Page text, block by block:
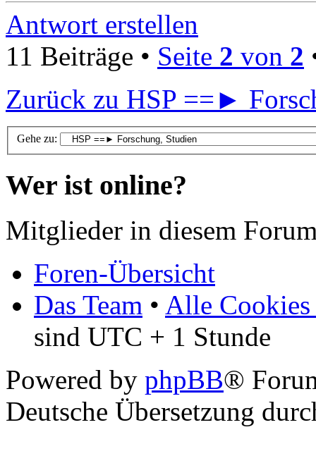
Antwort erstellen
11 Beiträge • Seite 2 von 2
Zurück zu HSP ==►
Gehe zu:
Wer ist online?
Mitglieder in diesem
Foren-Übersicht
Das Team • Alle Cookies
sind UTC + 1 Stunde
Powered by phpBB®
Deutsche Übersetzung